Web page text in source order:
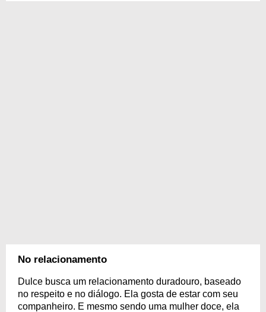
No relacionamento
Dulce busca um relacionamento duradouro, baseado
no respeito e no diálogo. Ela gosta de estar com seu
companheiro. E mesmo sendo uma mulher doce, ela